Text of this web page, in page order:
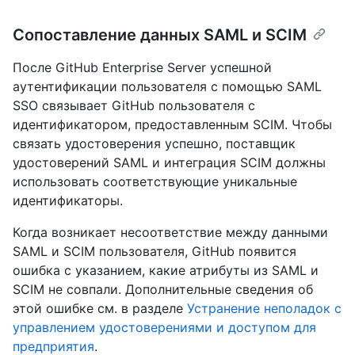
Сопоставление данных SAML и SCIM
После GitHub Enterprise Server успешной
аутентификации пользователя с помощью SAML
SSO связывает GitHub пользователя с
идентификатором, предоставленным SCIM. Чтобы
связать удостоверения успешно, поставщик
удостоверений SAML и интеграция SCIM должны
использовать соответствующие уникальные
идентификаторы.
Когда возникает несоответствие между данными
SAML и SCIM пользователя, GitHub появится
ошибка с указанием, какие атрибуты из SAML и
SCIM не совпали. Дополнительные сведения об
этой ошибке см. в разделе Устранение неполадок с
управлением удостоверениями и доступом для
предприятия.